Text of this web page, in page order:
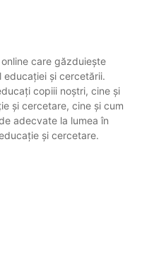
care găzduiește
educației și cercetării.
copiii noștri, cine și
și cercetare, cine și cum
adecvate la lumea în
și cercetare.